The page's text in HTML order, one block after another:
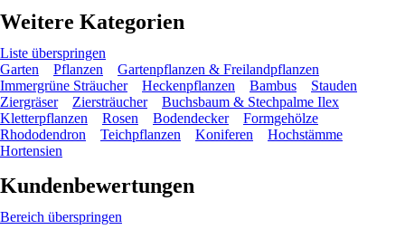
Weitere Kategorien
Liste überspringen
Garten
Pflanzen
Gartenpflanzen & Freilandpflanzen
Immergrüne Sträucher
Heckenpflanzen Bambus
Stauden
Ziergräser
Ziersträucher
Buchsbaum & Stechpalme Ilex
Kletterpflanzen
Rosen Bodendecker
Formgehölze
Rhododendron
Teichpflanzen Koniferen
Hochstämme
Hortensien
Kundenbewertungen
Bereich überspringen